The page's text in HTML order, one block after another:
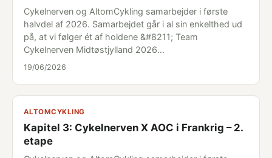
Cykelnerven og AltomCykling samarbejder i første
halvdel af 2026. Samarbejdet går i al sin enkelthed ud
på, at vi følger ét af holdene &#8211; Team
Cykelnerven Midtøstjylland 2026…
19/06/2026
ALTOMCYKLING
Kapitel 3: Cykelnerven X AOC i Frankrig – 2.
etape